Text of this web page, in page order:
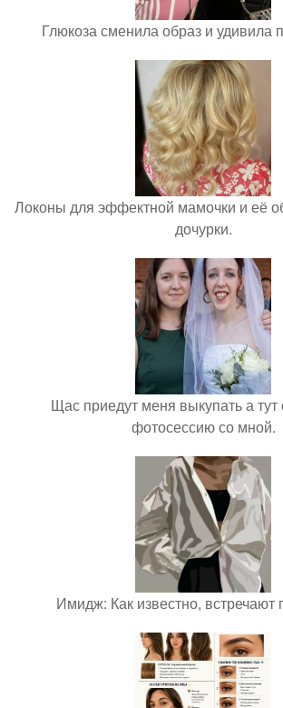
Глюкоза сменила образ и удивила
Локоны для эффектной мамочки и её
дочурки.
Щас приедут меня выкупать а тут
фотосессию со мной.
Имидж: Как известно, встречают